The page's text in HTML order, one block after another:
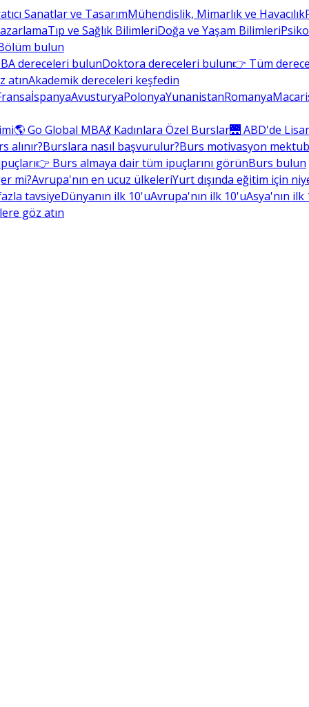
Sanatlar ve TasarımMühendislik, Mimarlık ve Havacılık
Tıp ve Sağlık BilimleriDoğa ve Yaşam Bilimleri
bulun
dereceleri bulunDoktora dereceleri bulun👉 Tüm
atınAkademik dereceleri keşfedin
İspanyaAvusturyaPolonyaYunanistanRomanya
🌎 Go Global MBA💃 Kadınlara Özel Burslar🌉 ABD'de
alınır?Burslara nasıl başvurulur?Burs motivasyon
👉 Burs almaya dair tüm ipuçlarını görünBurs bulun
mi?Avrupa'nın en ucuz ülkeleriYurt dışında eğitim için
tavsiyeDünyanın ilk 10'uAvrupa'nın ilk 10'uAsya'nın ilk
göz atın